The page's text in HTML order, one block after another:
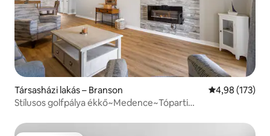
Társasházi lakás – Branson Átlagos
4,98 (173)
Stílusos golfpálya ékkő~Medence~Tóparti